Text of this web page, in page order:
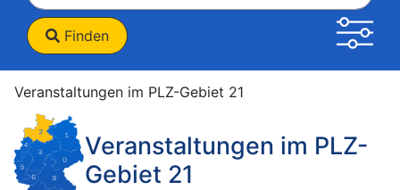
Finden
Veranstaltungen im PLZ-Gebiet 21
Veranstaltungen im PLZ-
Gebiet 21